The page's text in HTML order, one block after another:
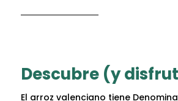
Descubre (y
El arroz valenciano tiene